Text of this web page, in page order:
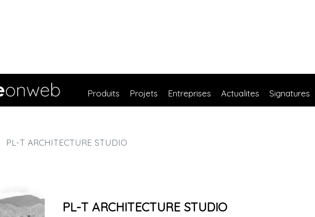
Produits Projets Entreprises Actualites Signatures
PL-T ARCHITECTURE STUDIO
PL-T ARCHITECTURE STUDIO